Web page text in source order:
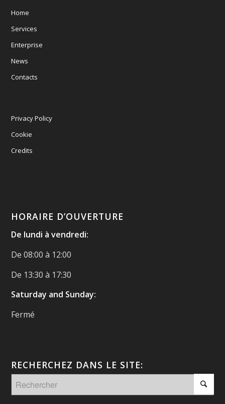
Home
Services
Enterprise
News
Contacts
Privacy Policy
Cookie
Credits
HORAIRE D’OUVERTURE
De lundi à vendredi:
De 08:00 à 12:00
De 13:30 à 17:30
Saturday and Sunday:
Fermé
RECHERCHEZ DANS LE SITE: